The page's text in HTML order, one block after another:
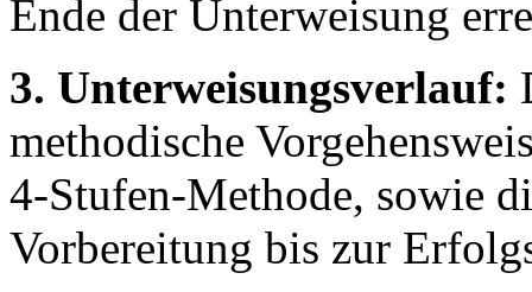
Ende der Unterweisung
3. Unterweisungsverlauf:
methodische
4-Stufen-Methode, sowie
Vorbereitung bis zur